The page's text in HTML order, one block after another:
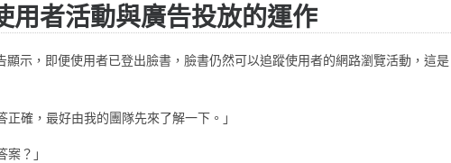
用者活動與廣告投放的運作
顯示，即便使用者已登出臉書，臉書仍然可以追蹤使用者的網路瀏覽活動，這是
確，最好由我的團隊先來了解一下。」
？」